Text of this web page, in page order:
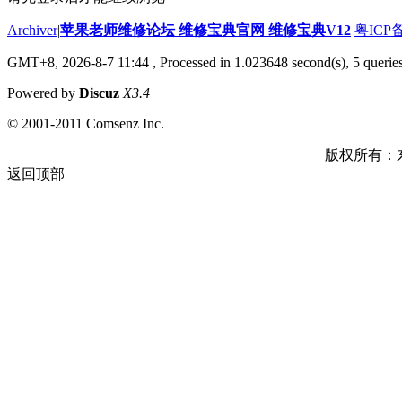
Archiver|苹果老师维修论坛 维修宝典官网 维修宝典V12 粤ICP
GMT+8, 2026-8-7 11:44 , Processed in 1.023648 second(s), 5
Powered by Discuz X3.4
© 2001-2011 Comsenz Inc.
版权所有：
返回顶部